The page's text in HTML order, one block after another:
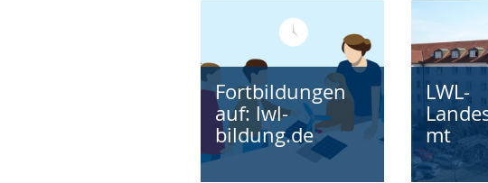
Fortbildungen
auf: lwl-
bildung.de
LWL-
mt